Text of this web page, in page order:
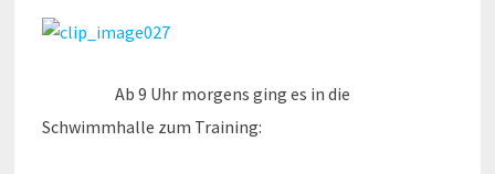
Ab 9 Uhr morgens ging es in die
Schwimmhalle zum Training: